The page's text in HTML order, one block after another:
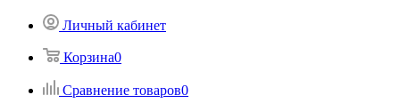
Личный кабинет
Корзина0
Сравнение товаров0